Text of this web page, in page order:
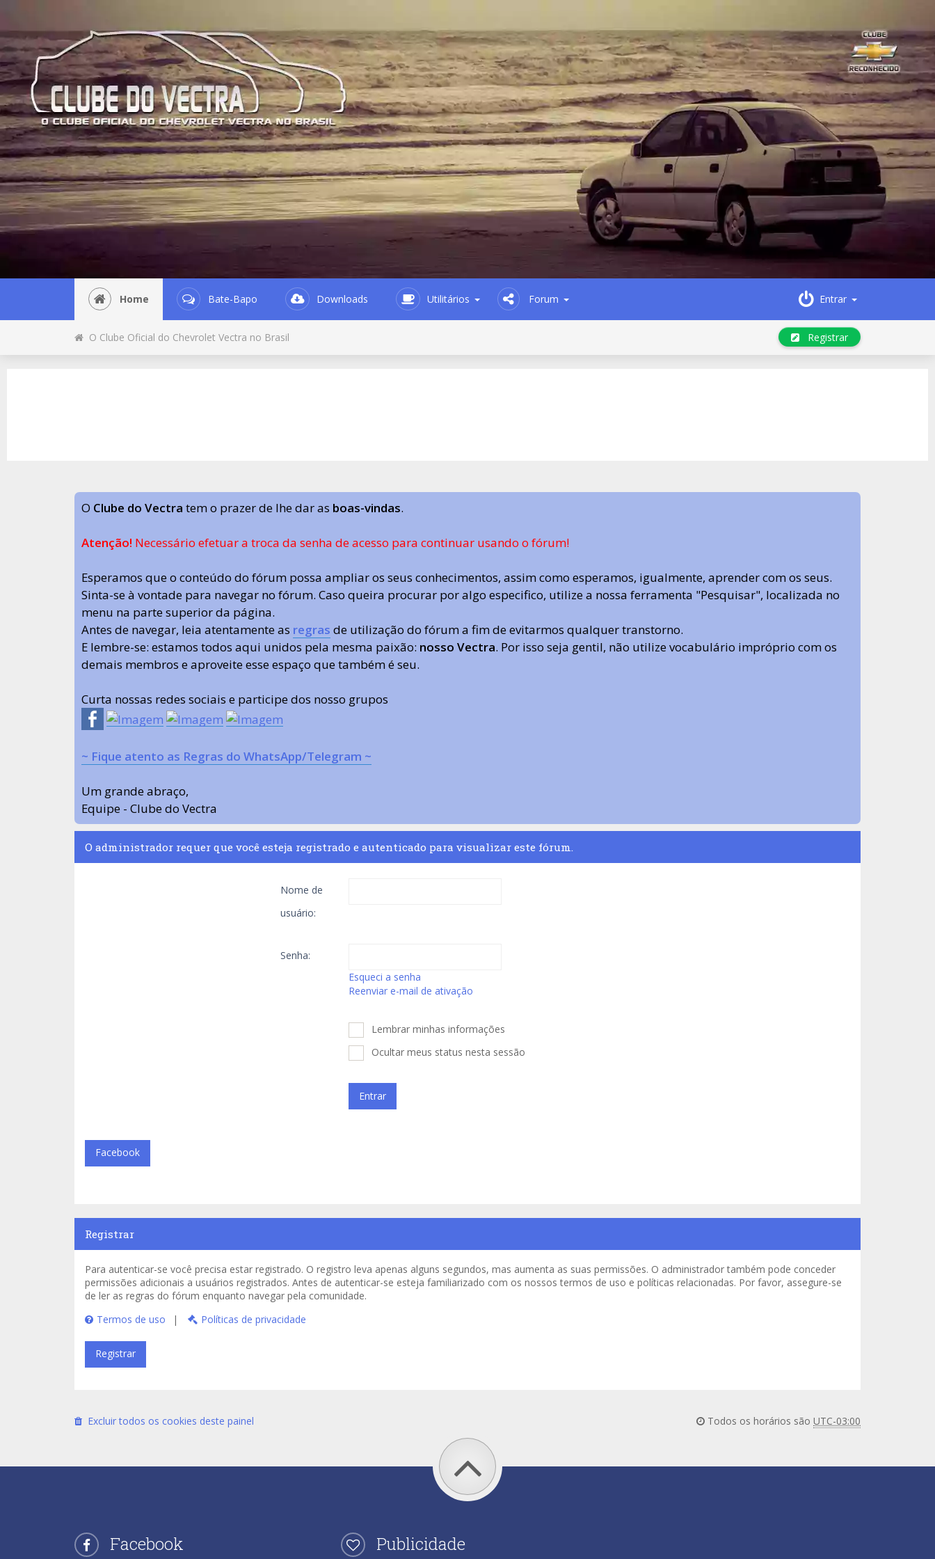
Home Bate-Bapo Downloads Utilitários Forum Entrar
O Clube Oficial do Chevrolet Vectra no Brasil Registrar
O Clube do Vectra tem o prazer de lhe dar as boas-vindas.
Atenção! Necessário efetuar a troca da senha de acesso para continuar usando o fórum!
Esperamos que o conteúdo do fórum possa ampliar os seus conhecimentos, assim como esperamos, igualmente, aprender com os seus.
Sinta-se à vontade para navegar no fórum. Caso queira procurar por algo especifico, utilize a nossa ferramenta "Pesquisar", localizada no
menu na parte superior da página.
Antes de navegar, leia atentamente as regras de utilização do fórum a fim de evitarmos qualquer transtorno.
E lembre-se: estamos todos aqui unidos pela mesma paixão: nosso Vectra. Por isso seja gentil, não utilize vocabulário impróprio com os
demais membros e aproveite esse espaço que também é seu.
Curta nossas redes sociais e participe dos nosso grupos
~ Fique atento as Regras do WhatsApp/Telegram ~
Um grande abraço,
Equipe - Clube do Vectra
O administrador requer que você esteja registrado e autenticado para visualizar este fórum.
Nome de
usuário:
Senha:
Esqueci a senha
Reenviar e-mail de ativação
Lembrar minhas informações
Ocultar meus status nesta sessão
Facebook
Registrar
Para autenticar-se você precisa estar registrado. O registro leva apenas alguns segundos, mas aumenta as suas permissões. O administrador também pode conceder
permissões adicionais a usuários registrados. Antes de autenticar-se esteja familiarizado com os nossos termos de uso e políticas relacionadas. Por favor, assegure-se
de ler as regras do fórum enquanto navegar pela comunidade.
Termos de uso
| Políticas de privacidade
Registrar
Excluir todos os cookies deste painel Todos os horários são UTC-03:00
Facebook Publicidade